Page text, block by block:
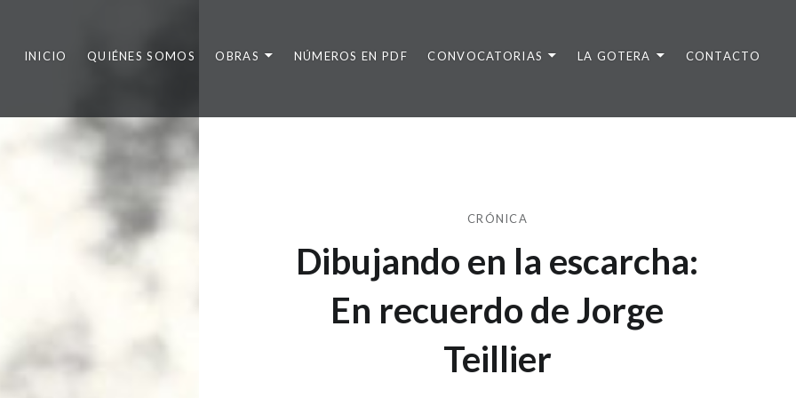
INICIO QUIÉNES SOMOS OBRAS NÚMEROS EN PDF CONVOCATORIAS LA GOTERA CONTACTO
CRÓNICA
Dibujando en la escarcha:
En recuerdo de Jorge
Teillier